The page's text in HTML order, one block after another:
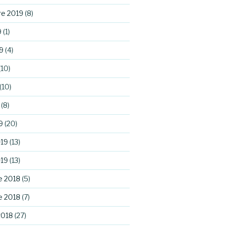
2019 (8)
(1)
(4)
(10)
(8)
(20)
(13)
(13)
2018 (5)
2018 (7)
(27)